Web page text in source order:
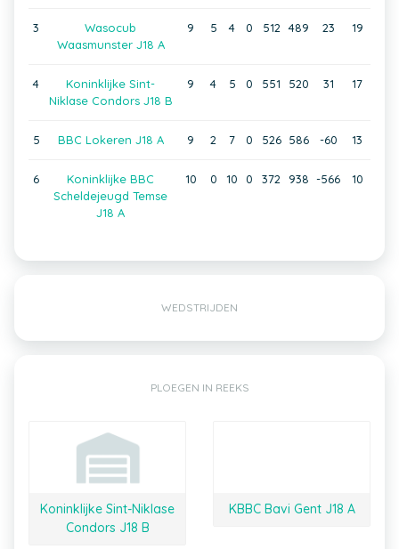
3
Wasocub
Waasmunster J18 A
9 5 4 0 512 489 23 19
4
Koninklijke Sint-
Niklase Condors J18 B
9 4 5 0 551 520 31 17
5 BBC Lokeren J18 A 9 2 7 0 526 586 -60 13
6
Koninklijke BBC
Scheldejeugd Temse
J18 A
10 0 10 0 372 938 -566 10
WEDSTRIJDEN
PLOEGEN IN REEKS
Koninklijke Sint-Niklase
Condors J18 B
KBBC Bavi Gent J18 A